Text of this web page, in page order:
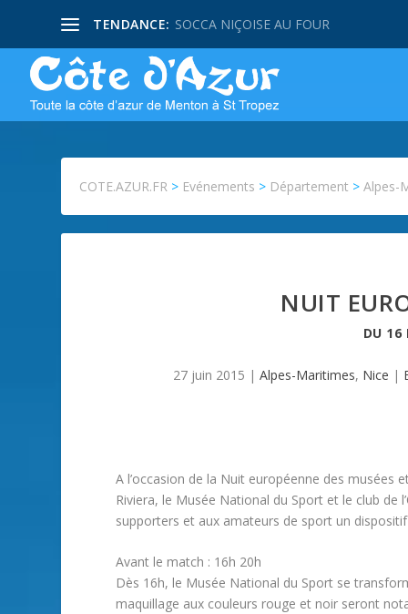
TENDANCE: SOCCA NIÇOISE AU FOUR
COTE.AZUR.FR > Evénements > Département >Alpes-
NUIT
DU 16
27 juin 2015 |Alpes-Maritimes, Nice |
A l’occasion de la Nuit européenne des musées
Riviera, le Musée National du Sport et le club de
supporters et aux amateurs de sport un
Avant le match : 16h 20h
Dès 16h, le Musée National du Sport se
maquillage aux couleurs rouge et noir seront